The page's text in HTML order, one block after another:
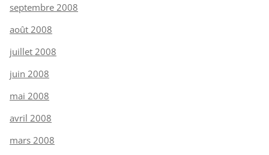
septembre 2008
août 2008
juillet 2008
juin 2008
mai 2008
avril 2008
mars 2008